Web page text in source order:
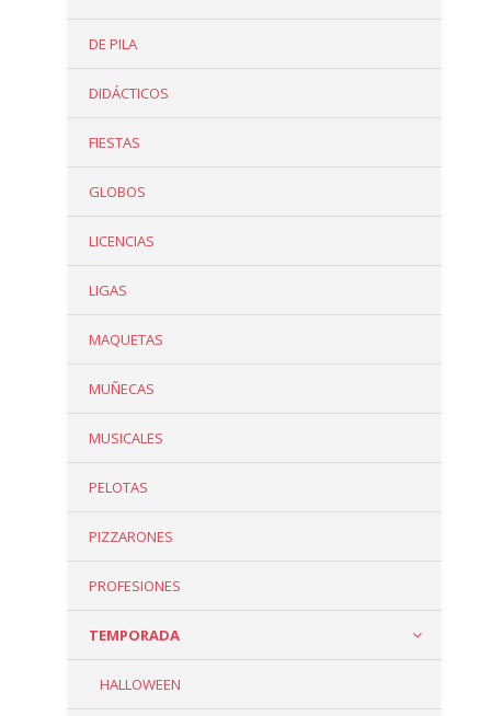
DE PILA
DIDÁCTICOS
FIESTAS
GLOBOS
LICENCIAS
LIGAS
MAQUETAS
MUÑECAS
MUSICALES
PELOTAS
PIZZARONES
PROFESIONES
TEMPORADA
HALLOWEEN